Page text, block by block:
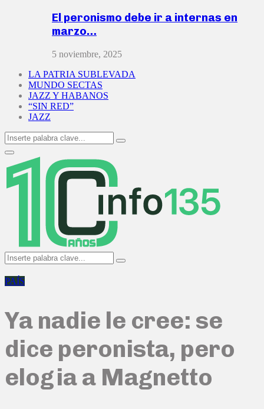
El peronismo debe ir a internas en
marzo…
5 noviembre, 2025
LA PATRIA SUBLEVADA
MUNDO SECTAS
JAZZ Y HABANOS
“SIN RED”
JAZZ
Search
for:
Search
Primary
Menu
Search
for:
Search
PAÍS
Ya nadie le cree: se
dice peronista, pero
elogia a Magnetto